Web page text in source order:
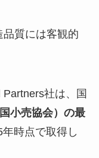
質には客観的
社は、国
小売協会）の最
時点で取得し